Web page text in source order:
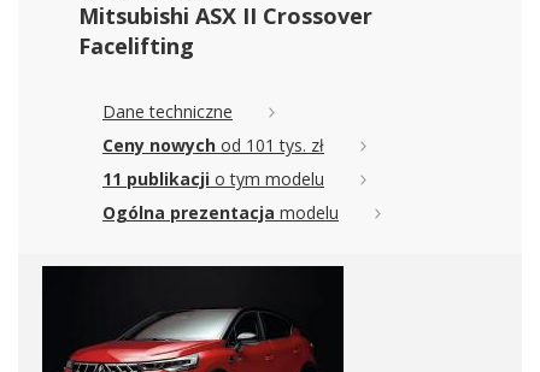
Mitsubishi ASX II Crossover
Facelifting
Dane techniczne
Ceny nowych od 101 tys. zł
11 publikacji o tym modelu
Ogólna prezentacja modelu